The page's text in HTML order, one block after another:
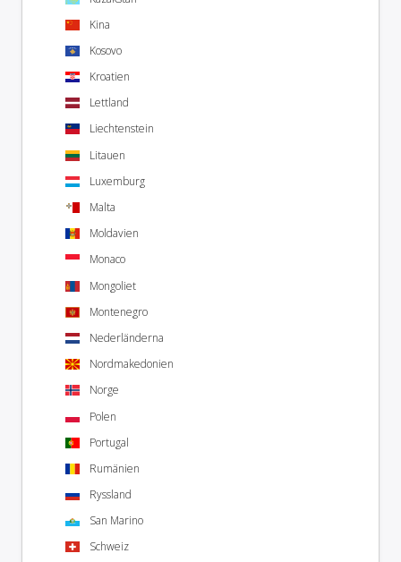
Kina
Kosovo
Kroatien
Lettland
Liechtenstein
Litauen
Luxemburg
Malta
Moldavien
Monaco
Mongoliet
Montenegro
Nederländerna
Nordmakedonien
Norge
Polen
Portugal
Rumänien
Ryssland
San Marino
Schweiz